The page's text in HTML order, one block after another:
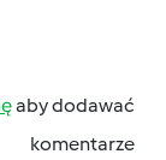
aby dodawać
komentarze